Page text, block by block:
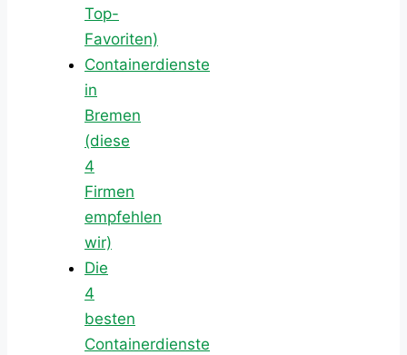
Top-
Favoriten)
Containerdienste
in
Bremen
(diese
4
Firmen
empfehlen
wir)
Die
4
besten
Containerdienste